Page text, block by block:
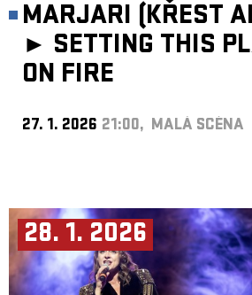
MARJARI (KŘEST
► SETTING THIS
ON FIRE
27. 1. 2026 21:00, MALÁ SCÉNA
28. 1. 2026